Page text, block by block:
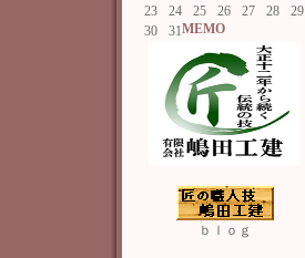
23
30
24
31
25
26
27
28
29
MEMO
ｂｌｏｇ